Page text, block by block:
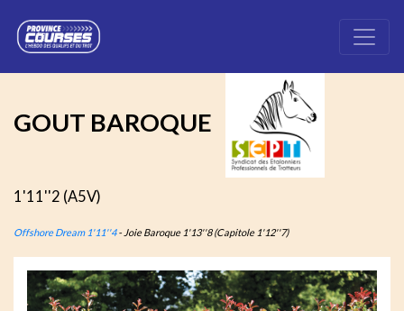
GOUT BAROQUE
1'11''2 (A5V)
Offshore Dream 1'11''4- Joie Baroque 1'13''8 (Capitole 1'12''7)